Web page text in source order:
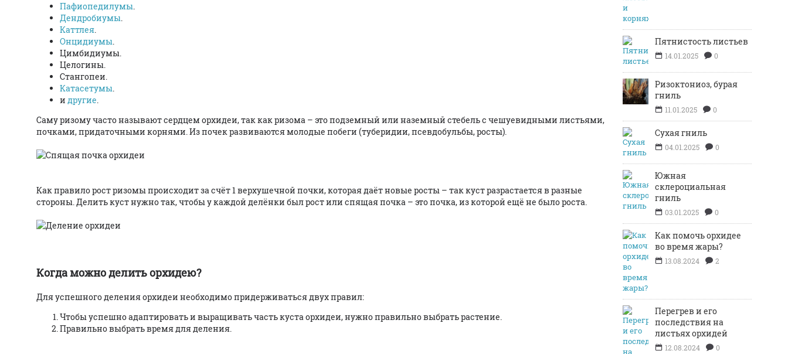
Пятнистость листьев
14.01.2025 0
Ризоктониоз, бурая
гниль
11.01.2025 0
Сухая гниль
04.01.2025 0
Южная
склероциальная
гниль
03.01.2025 0
Как помочь орхидее
во время жары?
13.08.2024 2
Перегрев и его
последствия на
листьях орхидей
12.08.2024 0
Пафиопедилумы.
Дендробиумы.
Каттлея.
Онцидиумы.
Цимбидиумы.
Целогины.
Стангопеи.
Катасетумы.
и другие.
Саму ризому часто называют сердцем орхидеи, так как ризома – это подземный или наземный стебель с чешуевидными листьями,
почками, придаточными корнями. Из почек развиваются молодые побеги (туберидии, псевдобульбы, росты).
Как правило рост ризомы происходит за счёт 1 верхушечной почки, которая даёт новые росты – так куст разрастается в разные
стороны. Делить куст нужно так, чтобы у каждой делёнки был рост или спящая почка – это почка, из которой ещё не было роста.
Когда можно делить орхидею?
Для успешного деления орхидеи необходимо придерживаться двух правил:
Чтобы успешно адаптировать и выращивать часть куста орхидеи, нужно правильно выбрать растение.
Правильно выбрать время для деления.